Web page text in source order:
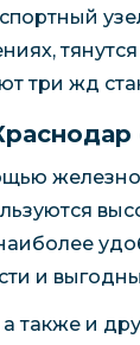
три жд
и
также и